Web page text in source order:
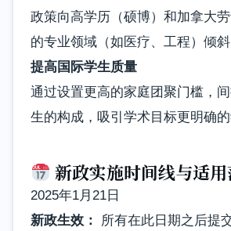
政策向高学历（硕博）和加拿大
的专业领域（如医疗、工程）倾斜
提高国际学生质量
通过设置更高的家庭团聚门槛，
生的构成，吸引学术目标更明确的
新政实施时间线与适
2025年1月21日
新政生效：
所有在此日期之后提